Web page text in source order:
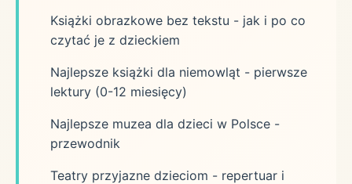
Książki obrazkowe bez tekstu - jak i po co
czytać je z dzieckiem
Najlepsze książki dla niemowląt - pierwsze
lektury (0-12 miesięcy)
Najlepsze muzea dla dzieci w Polsce -
przewodnik
Teatry przyjazne dzieciom - repertuar i